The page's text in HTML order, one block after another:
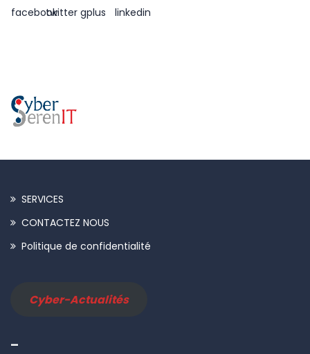
facebooktwitter gplus linkedin
SERVICES
CONTACTEZ NOUS
Politique de confidentialité
Cyber-Actualités
–